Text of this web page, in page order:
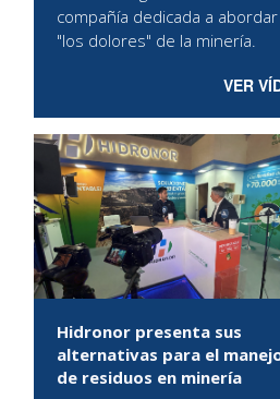
compañía dedicada a abordar
"los dolores" de la minería.
VER
Hidronor presenta sus
alternativas para el
de residuos en minería